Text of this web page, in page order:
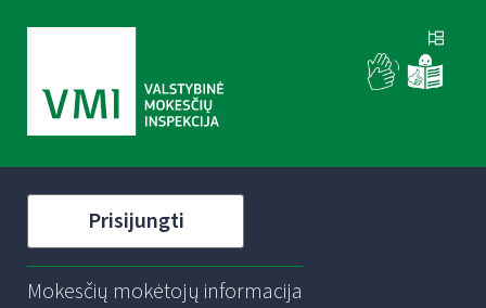
Prisijungti
Mokesčių mokėtojų informacija